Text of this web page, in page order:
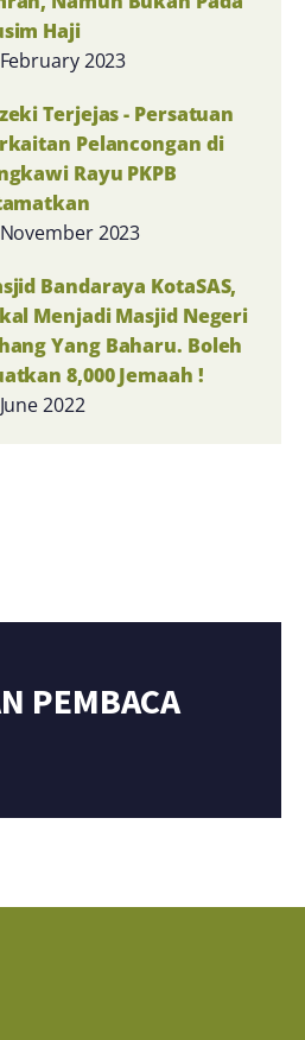
Haji
2023
Terjejas - Persatuan
Pelancongan di
Rayu PKPB
2023
Bandaraya KotaSAS,
Menjadi Masjid Negeri
Yang Baharu. Boleh
8,000 Jemaah !
2022
PEMBACA